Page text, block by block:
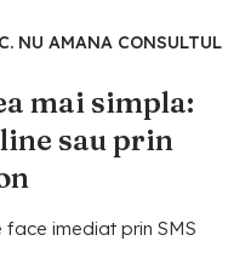
NU AMANA CONSULTUL
mai simpla:
sau prin
imediat prin SMS